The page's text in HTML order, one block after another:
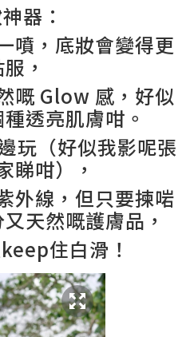
器：
噴，底妝會變得更
，
嘅 Glow 感，好似
透亮肌膚咁。
玩（好似我影呢張
睇咁），
外線，但只要揀啱
天然嘅護膚品，
住白滑！